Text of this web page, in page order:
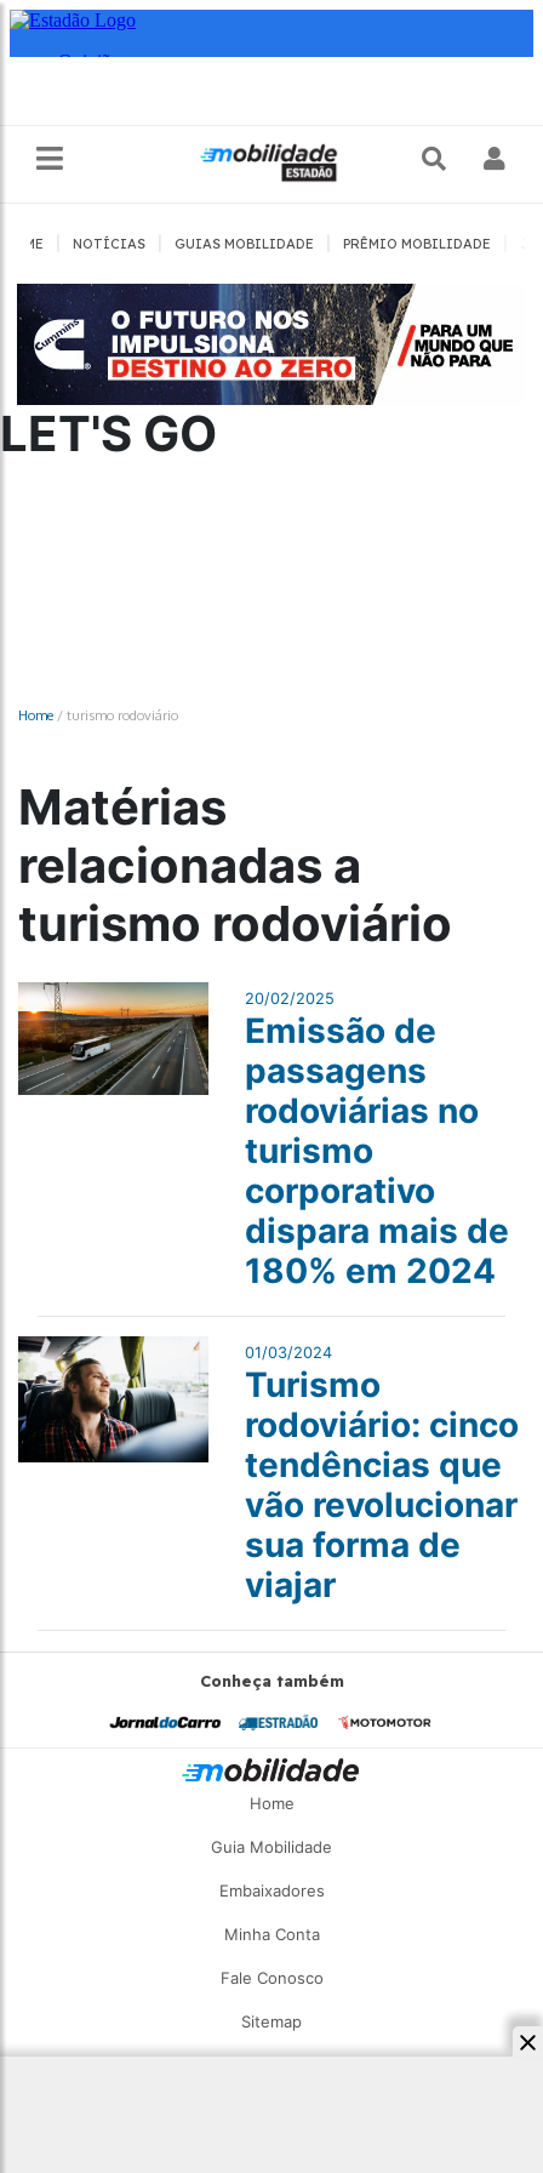
HOME NOTÍCIAS GUIAS MOBILIDADE PRÊMIO MOBILIDADE
LET'S GO
Home / turismo rodoviário
Matérias
relacionadas a
turismo rodoviário
20/02/2025
Emissão de
passagens
rodoviárias no
turismo
corporativo
dispara mais de
180% em 2024
01/03/2024
Turismo
rodoviário: cinco
tendências que
vão revolucionar
sua forma de
viajar
Conheça também
Home
Guia Mobilidade
Embaixadores
Minha Conta
Fale Conosco
Sitemap